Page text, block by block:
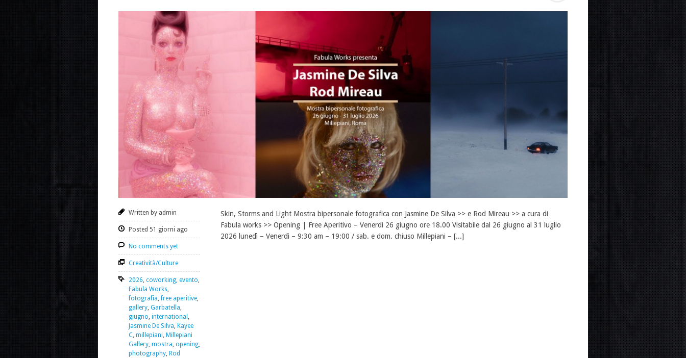
Written by admin
Posted 51 giorni ago
No comments yet
Creatività/Culture
2026, coworking, evento,
Fabula Works,
fotografia,free aperitive,
gallery, Garbatella,
giugno, international ,
Jasmine De Silva, Kayee
C, millepiani, Millepiani
Gallery, mostra, opening,
photography, Rod
Skin, Storms and Light Mostra bipersonale fotografica con Jasmine De Silva >> e Rod Mireau >> a cura di
Fabula works >> Opening | Free Aperitivo – Venerdì 26 giugno ore 18.00 Visitabile dal 26 giugno al 31 luglio
2026 lunedì – Venerdì – 9:30 am – 19:00 / sab. e dom. chiuso Millepiani – [...]